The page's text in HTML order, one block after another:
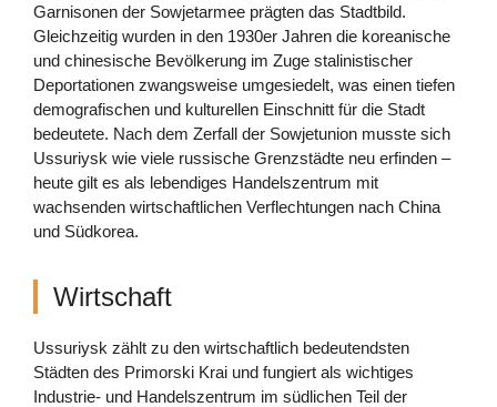
Garnisonen der Sowjetarmee prägten das Stadtbild.
Gleichzeitig wurden in den 1930er Jahren die koreanische
und chinesische Bevölkerung im Zuge stalinistischer
Deportationen zwangsweise umgesiedelt, was einen tiefen
demografischen und kulturellen Einschnitt für die Stadt
bedeutete. Nach dem Zerfall der Sowjetunion musste sich
Ussuriysk wie viele russische Grenzstädte neu erfinden –
heute gilt es als lebendiges Handelszentrum mit
wachsenden wirtschaftlichen Verflechtungen nach China
und Südkorea.
Wirtschaft
Ussuriysk zählt zu den wirtschaftlich bedeutendsten
Städten des Primorski Krai und fungiert als wichtiges
Industrie- und Handelszentrum im südlichen Teil der